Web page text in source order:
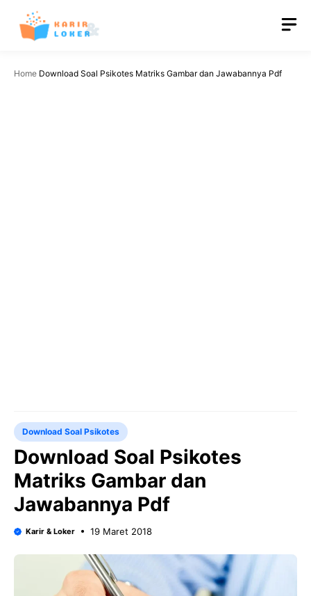
Langsung
Home Download Soal Psikotes Matriks Gambar dan Jawabannya Pdf
Download Soal Psikotes
Download Soal Psikotes
Matriks Gambar dan
Jawabannya Pdf
Karir & Loker 19 Maret 2018